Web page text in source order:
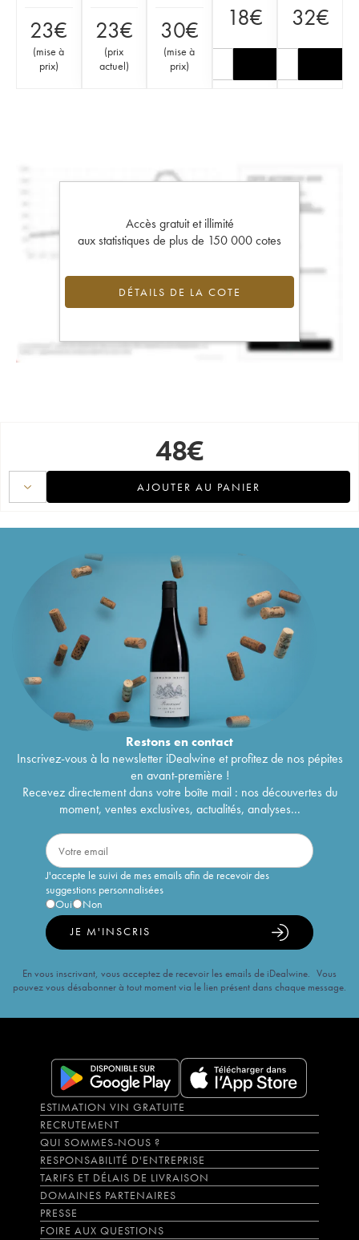
23€
(mise à
prix)
23€
(prix
actuel)
30€
(mise à
prix)
18€ 32€
Accès gratuit et illimité
aux statistiques de plus de 150 000 cotes
DÉTAILS DE LA COTE
48€
AJOUTER AU PANIER
Restons encontact
Inscrivez-vous à la newsletter iDealwine et profitez de nos pépites
en avant-première !
Recevez directement dans votre boîte mail : nos découvertes du
moment, ventes exclusives, actualités, analyses...
J'accepte le suivi de mes emails afin de recevoir des
suggestions personnalisées
Oui
Non
JE M'INSCRIS
En vous inscrivant, vous acceptez de recevoir les emails de iDealwine. Vous
pouvez vous désabonner à tout moment via le lien présent dans chaque message.
ESTIMATION VIN GRATUITE
RECRUTEMENT
QUI SOMMES-NOUS ?
RESPONSABILITÉ D'ENTREPRISE
TARIFS ET DÉLAIS DE LIVRAISON
DOMAINES PARTENAIRES
PRESSE
FOIRE AUX QUESTIONS